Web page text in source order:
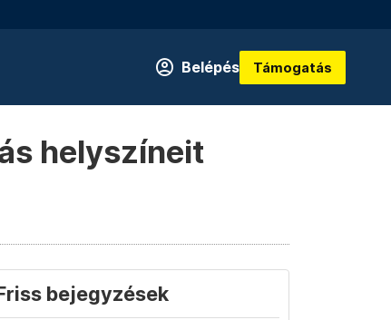
Belépés Támogatás
helyszíneit
bejegyzések